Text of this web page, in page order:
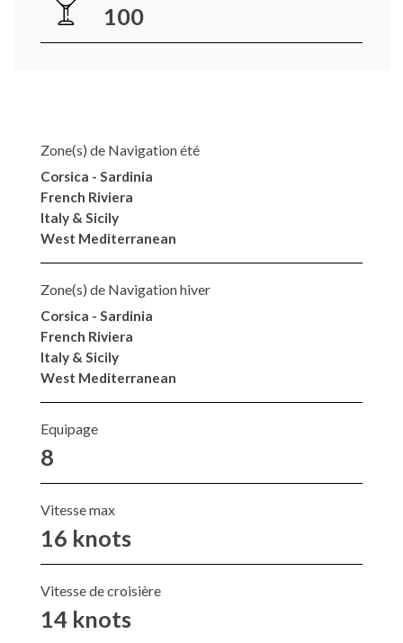
100
Zone(s) de Navigation été
Corsica - Sardinia
French Riviera
Italy & Sicily
West Mediterranean
Zone(s) de Navigation hiver
Corsica - Sardinia
French Riviera
Italy & Sicily
West Mediterranean
Equipage
8
Vitesse max
16 knots
Vitesse de croisière
14 knots